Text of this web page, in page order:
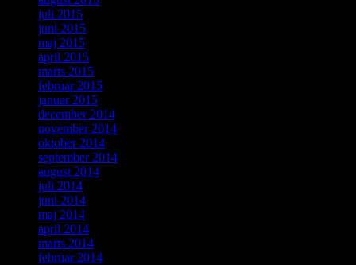
juli 2015
juni 2015
maj 2015
april 2015
marts 2015
februar 2015
januar 2015
december 2014
november 2014
oktober 2014
september 2014
august 2014
juli 2014
juni 2014
maj 2014
april 2014
marts 2014
februar 2014